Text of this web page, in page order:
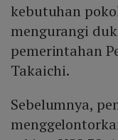
kebutuhan
mengurangi
pemerintahan
Takaichi.
Sebelumnya,